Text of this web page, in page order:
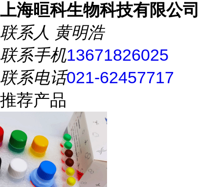
上海晅科生物科技有限公司
联系人 黄明浩
联系手机13671826025
联系电话021-62457717
推荐产品